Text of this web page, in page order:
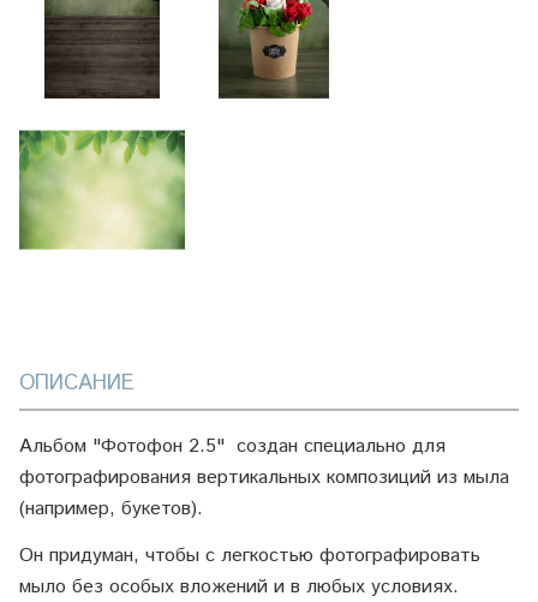
ОПИСАНИЕ
Альбом "Фотофон 2.5" создан специально для
фотографирования вертикальных композиций из мыла
(например, букетов).
Он придуман, чтобы с легкостью фотографировать
мыло без особых вложений и в любых условиях.